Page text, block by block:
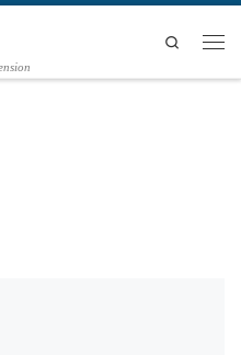
Search